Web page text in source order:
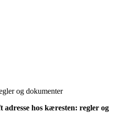
og dokumenter
adresse hos kæresten: regler og